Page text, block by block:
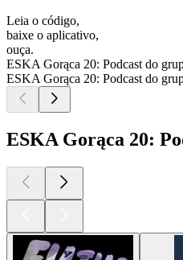
Leia o código,
baixe o aplicativo,
ouça.
ESKA Gorąca 20: Podcast do
ESKA Gorąca 20: Podcast do
ESKA Gorąca 20: